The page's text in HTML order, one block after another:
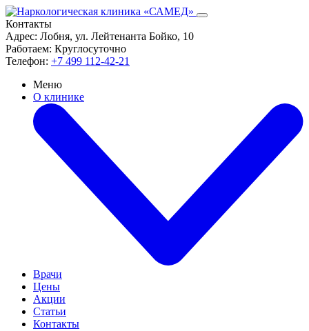
Контакты
Адрес: Лобня, ул. Лейтенанта Бойко, 10
Работаем: Круглосуточно
Телефон: +7 499 112-42-21
Меню
О клинике
Врачи
Цены
Акции
Статьи
Контакты